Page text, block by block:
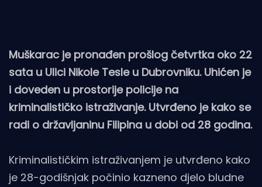
Muškarac je pronađen prošlog četvrtka oko 22
sata u Ulici Nikole Tesle u Dubrovniku. Uhićen je
i doveden u prostorije policije na
kriminalističko istraživanje. Utvrđeno je kako se
radi o državljaninu Filipina u dobi od 28 godina.
Kriminalističkim istraživanjem je utvrđeno kako
je 28-godišnjak počinio kazneno djelo bludne